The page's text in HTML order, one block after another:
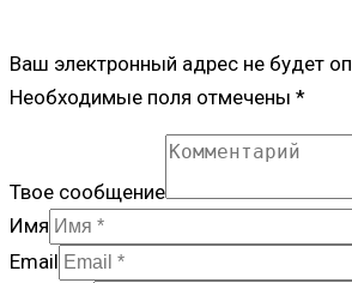
Ваш электронный адрес не будет
Необходимые поля отмечены *
Твое сообщение
Имя
Email